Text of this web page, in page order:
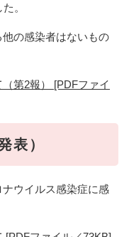
。
の感染者はないもの
第2報） [PDFファイ
表）
ウイルス感染症に感